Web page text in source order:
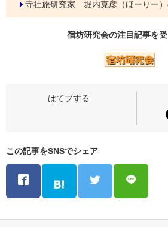
寺社旅研究家 堀内克彦（ほーりー
宿坊研究会の注目記事を
この記事をSNSでシェア